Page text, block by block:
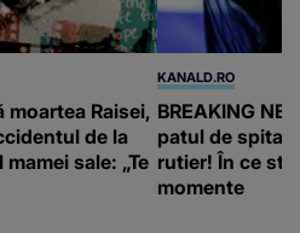
moartea Raisei,
de la
sale: „Te
KANALD.RO
BREAKING
patul de spital
rutier! În ce
momente